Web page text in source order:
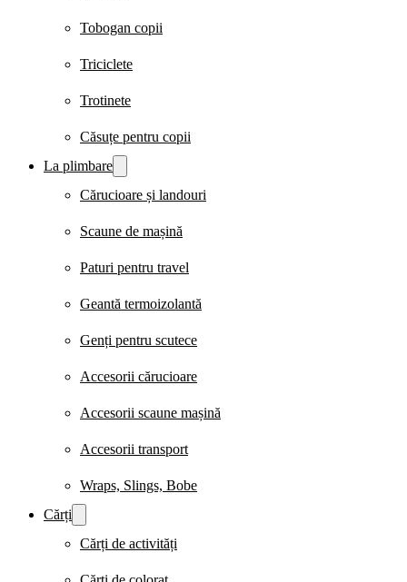
Tobogan copii
Triciclete
Trotinete
Căsuțe pentru copii
La plimbare
Cărucioare și landouri
Scaune de mașină
Paturi pentru travel
Geantă termoizolantă
Genți pentru scutece
Accesorii cărucioare
Accesorii scaune mașină
Accesorii transport
Wraps, Slings, Bobe
Cărți
Cărți de activități